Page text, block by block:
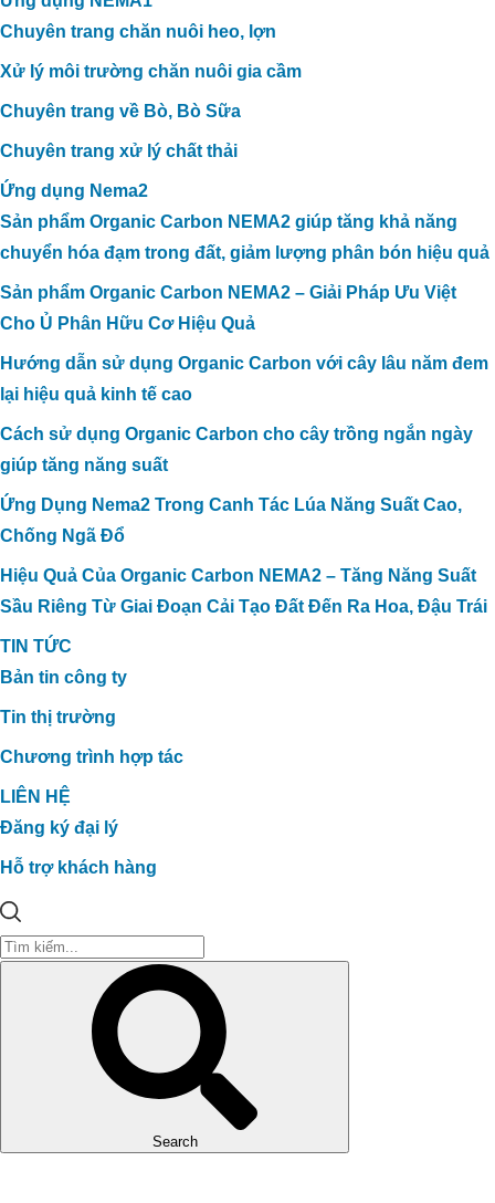
Chuyên trang chăn nuôi heo, lợn
Xử lý môi trường chăn nuôi gia cầm
Chuyên trang về Bò, Bò Sữa
Chuyên trang xử lý chất thải
Ứng dụng Nema2
Sản phẩm Organic Carbon NEMA2 giúp tăng khả năng
chuyển hóa đạm trong đất, giảm lượng phân bón hiệu quả
Sản phẩm Organic Carbon NEMA2 – Giải Pháp Ưu Việt
Cho Ủ Phân Hữu Cơ Hiệu Quả
Hướng dẫn sử dụng Organic Carbon với cây lâu năm đem
lại hiệu quả kinh tế cao
Cách sử dụng Organic Carbon cho cây trồng ngắn ngày
giúp tăng năng suất
Ứng Dụng Nema2 Trong Canh Tác Lúa Năng Suất Cao,
Chống Ngã Đổ
Hiệu Quả Của Organic Carbon NEMA2 – Tăng Năng Suất
Sầu Riêng Từ Giai Đoạn Cải Tạo Đất Đến Ra Hoa, Đậu Trái
TIN TỨC
Bản tin công ty
Tin thị trường
Chương trình hợp tác
LIÊN HỆ
Đăng ký đại lý
Hỗ trợ khách hàng
Search
Cải Thiện Vườn Sầu Riêng Nhiễm
Phèn Tại Cái Bè, Tiền Giang: Kinh
Nghiệm Từ Anh Xuân và Giải Pháp